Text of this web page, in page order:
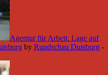
Agentur für Arbeit: Lage auf
by Rundschau Duisburg -